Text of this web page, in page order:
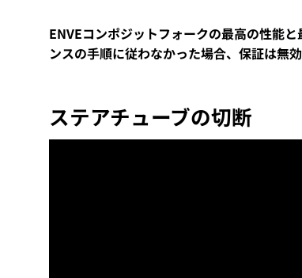
ENVEコンポジットフォークの最高の性能
ンスの手順に従わなかった場合、保証は無効
ステアチューブの切断